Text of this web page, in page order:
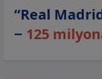
“Real
− 125